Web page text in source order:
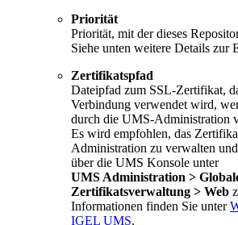
Priorität
Priorität, mit der dieses
Siehe unten weitere Details zur
Zertifikatspfad
Dateipfad zum SSL-Zertifikat,
Verbindung verwendet wird,
durch die UMS-Administration
Es wird empfohlen, das
Administration zu verwalten
über die UMS Konsole unter
UMS Administration >
Zertifikatsverwaltung > Web
Informationen finden Sie unter
IGEL UMS.